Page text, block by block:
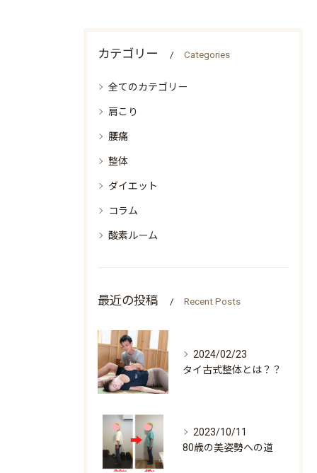
カテゴリー Categories
全てのカテゴリー
肩こり
腰痛
整体
ダイエット
コラム
酸素ルーム
最近の投稿 Recent Posts
2024/02/23
タイ古式整体とは？？
2023/10/11
80歳の美姿勢への道